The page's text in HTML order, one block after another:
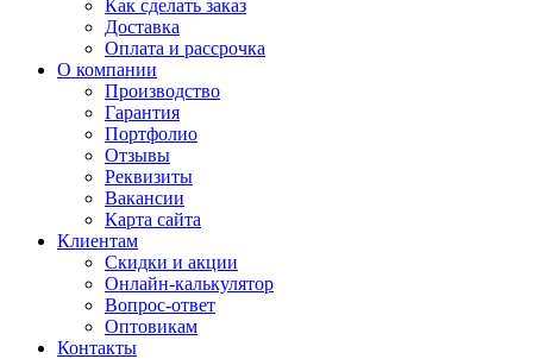
Как сделать заказ
Доставка
Оплата и рассрочка
О компании
Производство
Гарантия
Портфолио
Отзывы
Реквизиты
Вакансии
Карта сайта
Клиентам
Скидки и акции
Онлайн-калькулятор
Вопрос-ответ
Оптовикам
Контакты